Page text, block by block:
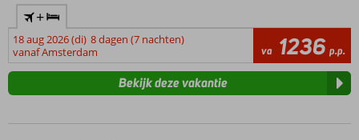
+
18 aug 2026 (di) 8 dagen (7 nachten)
vanaf Amsterdam
va 1236 p.p.
Bekijk deze vakantie